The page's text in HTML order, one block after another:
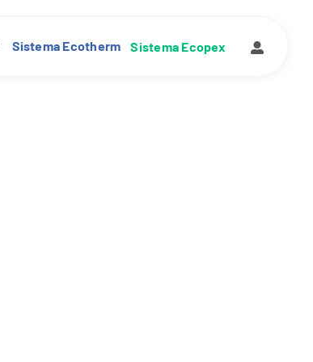
Sistema Ecotherm Sistema Ecopex